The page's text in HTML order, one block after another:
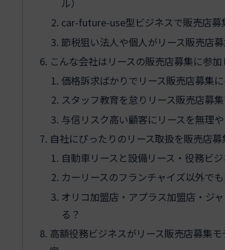
ル）
car-future-use型ビジネスで販売店
節税狙い法人や個人がリース販売店
こんな会社はリースの販売店募集に参
価格訴求ばかりでリース販売店募集
スタッフ教育を怠りリース販売店募
与信リスク高い顧客にリースを無理
自社にぴったりのリース取扱を販売店
自動車リースと設備リース・役務ビ
カーリースのフランチャイズ以外で
オリコ加盟店・アプラス加盟店・ジ
る？
高額役務ビジネスがリース販売店募集